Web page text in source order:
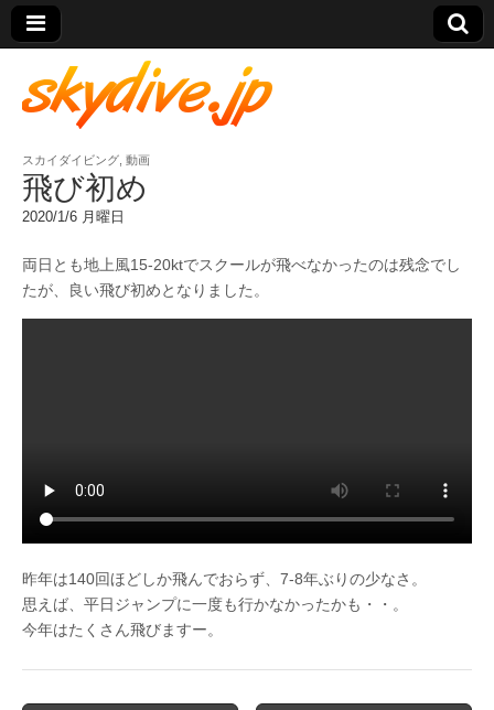
skydive.jp
スカイダイビング 動画
飛び初め
2020/1/6 月曜日
両日とも地上風15-20ktでスクールが飛べなかったのは残念でし
たが、良い飛び初めとなりました。
昨年は140回ほどしか飛んでおらず、7-8年ぶりの少なさ。
思えば、平日ジャンプに一度も行かなかったかも・・。
今年はたくさん飛びますー。